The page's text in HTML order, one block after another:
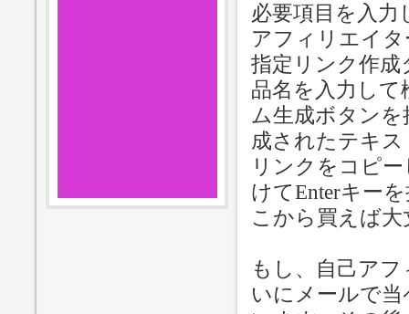
必要項目を入力
アフィリエイ
指定リンク作成
品名を入力し
ム生成ボタン
成されたテキ
リンクをコピ
けてEnterキー
こから買えば
もし、自己ア
いにメールで